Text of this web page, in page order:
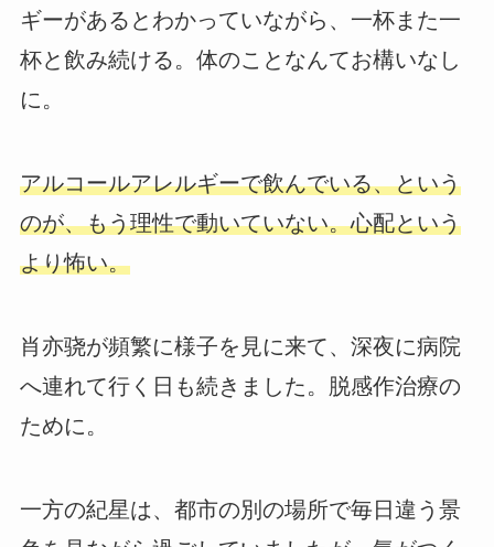
ギーがあるとわかっていながら、一杯また一
杯と飲み続ける。体のことなんてお構いなし
に。
アルコールアレルギーで飲んでいる、という
のが、もう理性で動いていない。心配という
より怖い。
肖亦骁が頻繁に様子を見に来て、深夜に病院
へ連れて行く日も続きました。脱感作治療の
ために。
一方の紀星は、都市の別の場所で毎日違う景